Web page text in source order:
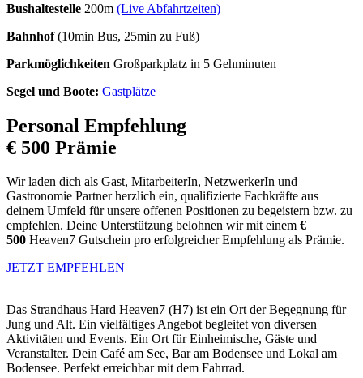
Bushaltestelle 200m (Live Abfahrtzeiten)
Bahnhof(10min Bus, 25min zu Fuß)
Parkmöglichkeiten Großparkplatz in 5 Gehminuten
Segel und Boote: Gastplätze
Personal Empfehlung
€ 500 Prämie
Wir laden dich als Gast, MitarbeiterIn, NetzwerkerIn und
Gastronomie Partner herzlich ein, qualifizierte Fachkräfte aus
deinem Umfeld für unsere offenen Positionen zu begeistern bzw. zu
empfehlen. Deine Unterstützung belohnen wir mit einem €
500 Heaven7 Gutschein pro erfolgreicher Empfehlung als Prämie.
JETZT EMPFEHLEN
Das Strandhaus Hard Heaven7 (H7) ist ein Ort der Begegnung für
Jung und Alt. Ein vielfältiges Angebot begleitet von diversen
Aktivitäten und Events. Ein Ort für Einheimische, Gäste und
Veranstalter. Dein Café am See, Bar am Bodensee und Lokal am
Bodensee. Perfekt erreichbar mit dem Fahrrad.